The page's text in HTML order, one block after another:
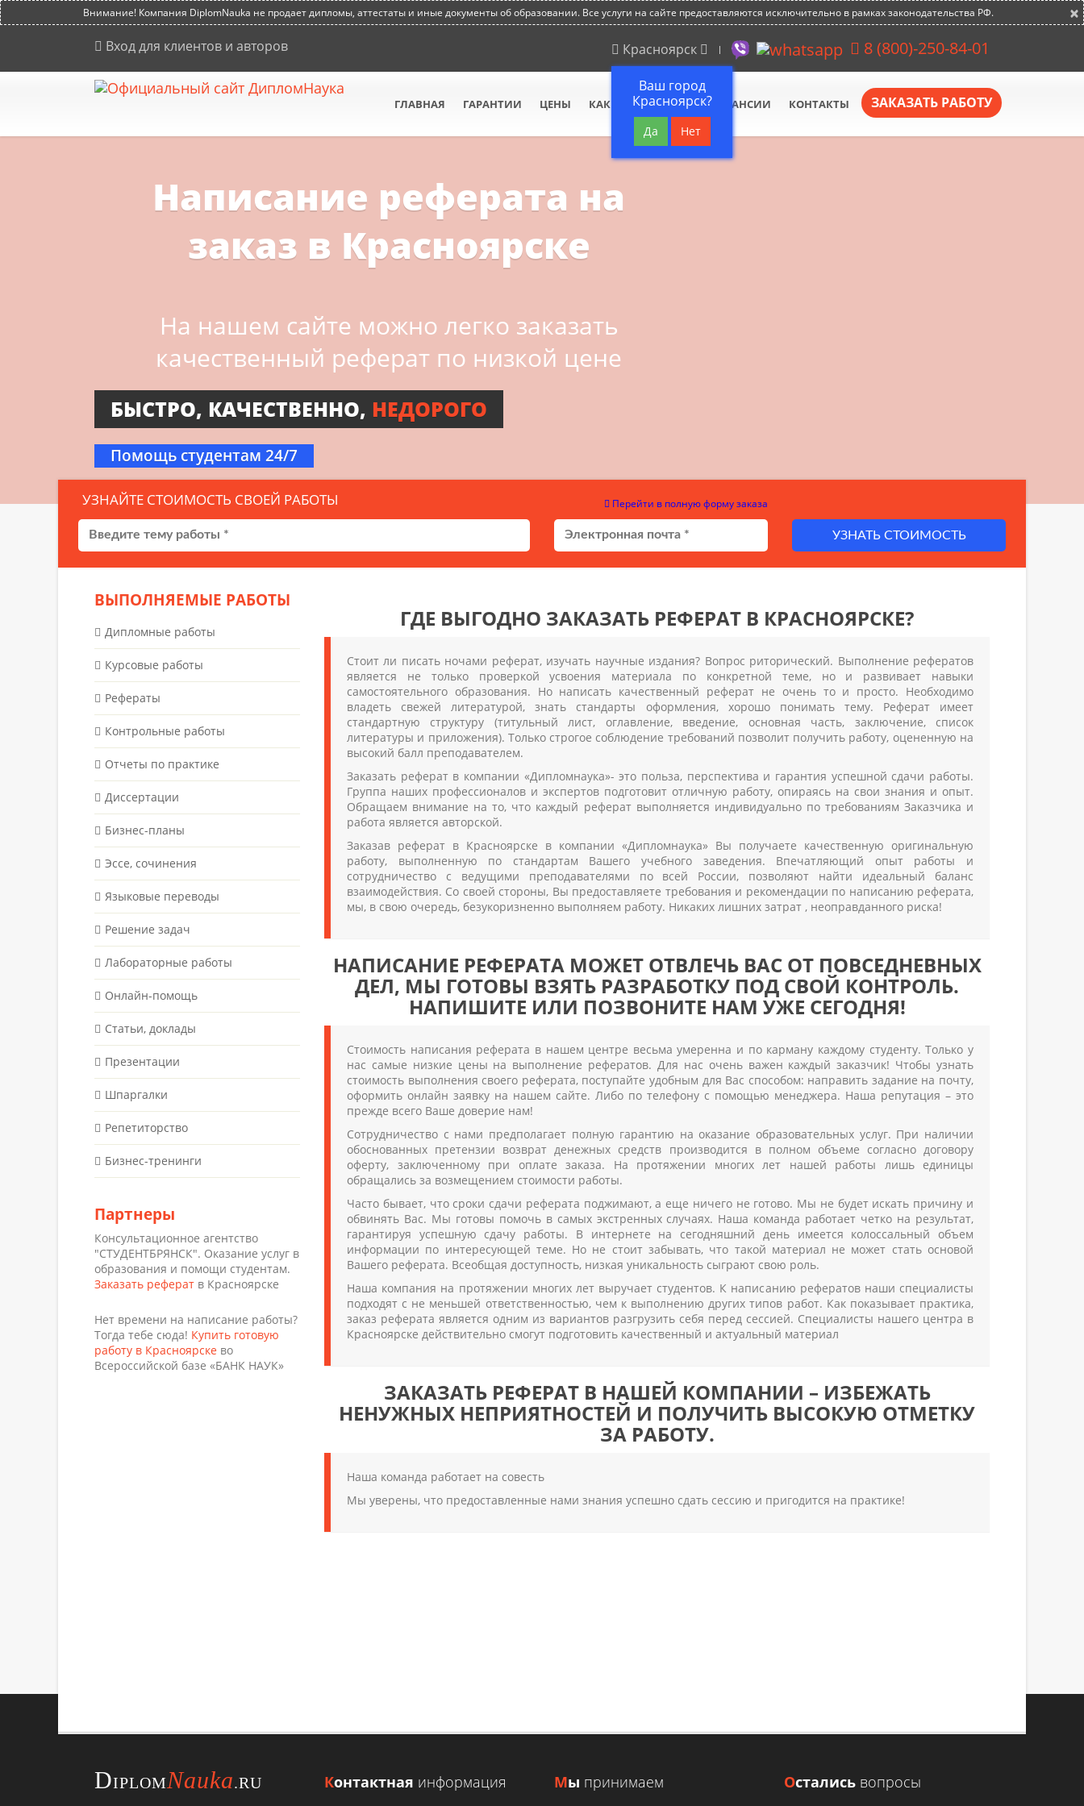
×
Внимание! Компания DiplomNauka не продает дипломы, аттестаты и иные документы об образовании. Все услуги на сайте предоставляются исключительно в рамках законодательства РФ.
Вход для клиентов и авторов Красноярск
Ваш город
Красноярск?
Да Нет
8 (800)-250-84-01
ЗАКАЗАТЬ РАБОТУ
ГЛАВНАЯ ГАРАНТИИ ЦЕНЫ КАК МЫ РАБОТАЕМ ВАКАНСИИ КОНТАКТЫ
Написание реферата на
заказ в Красноярске
На нашем сайте можно легко заказать
качественный реферат по низкой цене
БЫСТРО, КАЧЕСТВЕННО, НЕДОРОГО
Помощь студентам 24/7
УЗНАЙТЕ СТОИМОСТЬ СВОЕЙ РАБОТЫ Перейти в полную форму заказа
УЗНАТЬ СТОИМОСТЬ
ВЫПОЛНЯЕМЫЕ РАБОТЫ
Дипломные работы
Курсовые работы
Рефераты
Контрольные работы
Отчеты по практике
Диссертации
Бизнес-планы
Эссе, сочинения
Языковые переводы
Решение задач
Лабораторные работы
Онлайн-помощь
Статьи, доклады
Презентации
Шпаргалки
Репетиторство
Бизнес-тренинги
Партнеры
Консультационное агентство
"СТУДЕНТБРЯНСК". Оказание услуг в
образования и помощи студентам.
Заказать реферат в Красноярске
Нет времени на написание работы?
Тогда тебе сюда! Купить готовую
работу в Красноярске во
Всероссийской базе «БАНК НАУК»
ГДЕ ВЫГОДНО ЗАКАЗАТЬ РЕФЕРАТ В КРАСНОЯРСКЕ?
Стоит ли писать ночами реферат, изучать научные издания? Вопрос риторический. Выполнение рефератов
является не только проверкой усвоения материала по конкретной теме, но и развивает навыки
самостоятельного образования. Но написать качественный реферат не очень то и просто. Необходимо
владеть свежей литературой, знать стандарты оформления, хорошо понимать тему. Реферат имеет
стандартную структуру (титульный лист, оглавление, введение, основная часть, заключение, список
литературы и приложения). Только строгое соблюдение требований позволит получить работу, оцененную на
высокий балл преподавателем.
Заказать реферат в компании «Дипломнаука»- это польза, перспектива и гарантия успешной сдачи работы.
Группа наших профессионалов и экспертов подготовит отличную работу, опираясь на свои знания и опыт.
Обращаем внимание на то, что каждый реферат выполняется индивидуально по требованиям Заказчика и
работа является авторской.
Заказав реферат в Красноярске в компании «Дипломнаука» Вы получаете качественную оригинальную
работу, выполненную по стандартам Вашего учебного заведения. Впечатляющий опыт работы и
сотрудничество с ведущими преподавателями по всей России, позволяют найти идеальный баланс
взаимодействия. Со своей стороны, Вы предоставляете требования и рекомендации по написанию реферата,
мы, в свою очередь, безукоризненно выполняем работу. Никаких лишних затрат , неоправданного риска!
НАПИСАНИЕ РЕФЕРАТА МОЖЕТ ОТВЛЕЧЬ ВАС ОТ ПОВСЕДНЕВНЫХ
ДЕЛ, МЫ ГОТОВЫ ВЗЯТЬ РАЗРАБОТКУ ПОД СВОЙ КОНТРОЛЬ.
НАПИШИТЕ ИЛИ ПОЗВОНИТЕ НАМ УЖЕ СЕГОДНЯ!
Стоимость написания реферата в нашем центре весьма умеренна и по карману каждому студенту. Только у
нас самые низкие цены на выполнение рефератов. Для нас очень важен каждый заказчик! Чтобы узнать
стоимость выполнения своего реферата, поступайте удобным для Вас способом: направить задание на почту,
оформить онлайн заявку на нашем сайте. Либо по телефону с помощью менеджера. Наша репутация – это
прежде всего Ваше доверие нам!
Сотрудничество с нами предполагает полную гарантию на оказание образовательных услуг. При наличии
обоснованных претензии возврат денежных средств производится в полном объеме согласно договору
оферту, заключенному при оплате заказа. На протяжении многих лет нашей работы лишь единицы
обращались за возмещением стоимости работы.
Часто бывает, что сроки сдачи реферата поджимают, а еще ничего не готово. Мы не будет искать причину и
обвинять Вас. Мы готовы помочь в самых экстренных случаях. Наша команда работает четко на результат,
гарантируя успешную сдачу работы. В интернете на сегодняшний день имеется колоссальный объем
информации по интересующей теме. Но не стоит забывать, что такой материал не может стать основой
Вашего реферата. Всеобщая доступность, низкая уникальность сыграют свою роль.
Наша компания на протяжении многих лет выручает студентов. К написанию рефератов наши специалисты
подходят с не меньшей ответственностью, чем к выполнению других типов работ. Как показывает практика,
заказ реферата является одним из вариантов разгрузить себя перед сессией. Специалисты нашего центра в
Красноярске действительно смогут подготовить качественный и актуальный материал
ЗАКАЗАТЬ РЕФЕРАТ В НАШЕЙ КОМПАНИИ – ИЗБЕЖАТЬ
НЕНУЖНЫХ НЕПРИЯТНОСТЕЙ И ПОЛУЧИТЬ ВЫСОКУЮ ОТМЕТКУ
ЗА РАБОТУ.
Наша команда работает на совесть
Мы уверены, что предоставленные нами знания успешно сдать сессию и пригодится на практике!
DIPLOMNauka.RU Контактная информация Мы принимаем Остались вопросы